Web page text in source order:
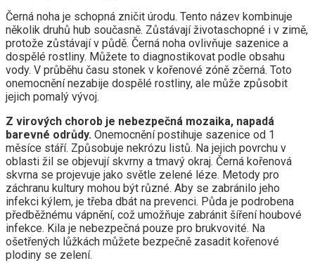
Černá noha je schopná zničit úrodu. Tento název kombinuje
několik druhů hub současně. Zůstávají životaschopné i v zimě,
protože zůstávají v půdě. Černá noha ovlivňuje sazenice a
dospělé rostliny. Můžete to diagnostikovat podle obsahu
vody. V průběhu času stonek v kořenové zóně zčerná. Toto
onemocnění nezabije dospělé rostliny, ale může způsobit
jejich pomalý vývoj.
Z virových chorob je nebezpečná mozaika, napadá
barevné odrůdy. Onemocnění postihuje sazenice od 1
měsíce stáří. Způsobuje nekrózu listů. Na jejich povrchu v
oblasti žil se objevují skvrny a tmavý okraj. Černá kořenová
skvrna se projevuje jako světle zelené léze. Metody pro
záchranu kultury mohou být různé. Aby se zabránilo jeho
infekci kýlem, je třeba dbát na prevenci. Půda je podrobena
předběžnému vápnění, což umožňuje zabránit šíření houbové
infekce. Kila je nebezpečná pouze pro brukvovité. Na
ošetřených lůžkách můžete bezpečně zasadit kořenové
plodiny se zelení.